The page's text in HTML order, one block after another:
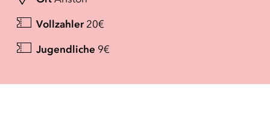
Vollzahler 20€
Jugendliche 9€